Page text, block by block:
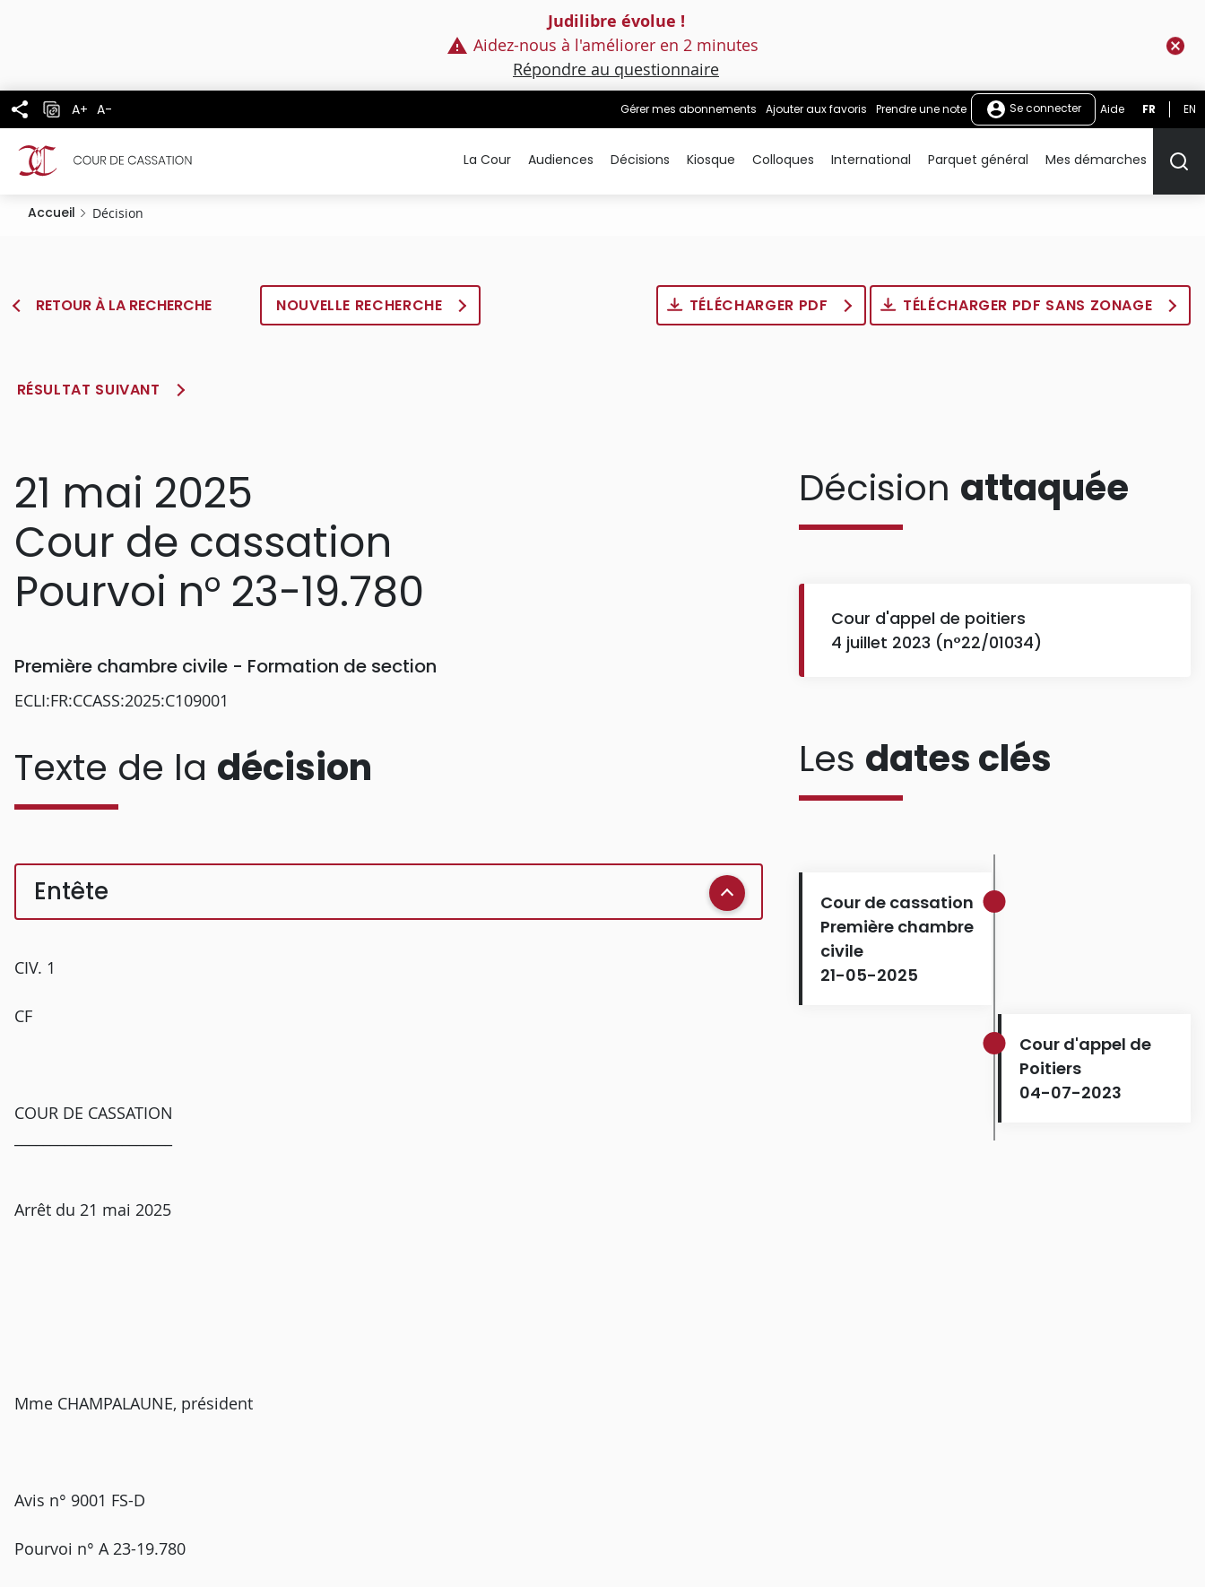
Judilibre évolue !
Aidez-nous à l'améliorer en 2 minutes
Répondre au questionnaire
A+ A- Gérer mes abonnements Ajouter aux favoris Prendre une note Se connecter Aide FR EN
La Cour Audiences Décisions Kiosque Colloques International Parquet général Mes démarches
Accueil Décision
RETOUR À LA RECHERCHE NOUVELLE RECHERCHE TÉLÉCHARGER PDF TÉLÉCHARGER PDF SANS ZONAGE
RÉSULTAT SUIVANT
21 mai 2025
Cour de cassation
Pourvoi n° 23-19.780
Première chambre civile - Formation de section
ECLI:FR:CCASS:2025:C109001
Texte de la décision
Entête
CIV. 1
CF
COUR DE CASSATION
Arrêt du 21 mai 2025
Mme CHAMPALAUNE, président
Avis n° 9001 FS-D
Pourvoi n° A 23-19.780
Décision attaquée
Cour d'appel de poitiers
4 juillet 2023 (n°22/01034)
Les dates clés
Cour de cassation
Première chambre
civile
21-05-2025
Cour d'appel de
Poitiers
04-07-2023